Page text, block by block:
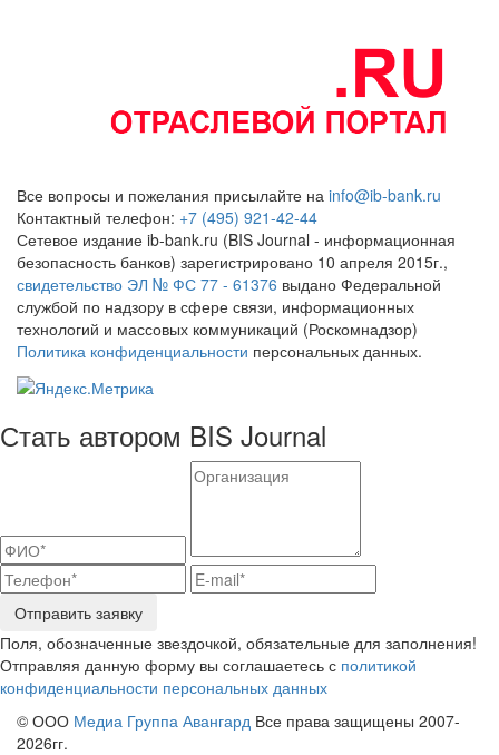
Все вопросы и пожелания присылайте на info@ib-bank.ru
Контактный телефон: +7 (495) 921-42-44
Сетевое издание ib-bank.ru (BIS Journal - информационная
безопасность банков) зарегистрировано 10 апреля 2015г.,
свидетельство ЭЛ № ФС 77 - 61376 выдано Федеральной
службой по надзору в сфере связи, информационных
технологий и массовых коммуникаций (Роскомнадзор)
Политика конфиденциальности персональных данных.
Стать автором BIS Journal
Отправить заявку
Поля, обозначенные звездочкой, обязательные для заполнения!
Отправляя данную форму вы соглашаетесь с политикой
конфиденциальности персональных данных
© ООО Медиа Группа Авангард Все права защищены 2007-
2026гг.